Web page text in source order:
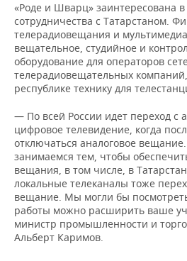
«Роде и Шварц» заинтересована
сотрудничества с Татарстаном.
телерадиовещания и
вещательное, студийное и
оборудование для операторов
телерадиовещательных
республике технику для
— По всей России идет переход с
цифровое телевидение, когда
отключаться аналоговое
занимаемся тем, чтобы
вещания, в том числе, в
локальные телеканалы тоже
вещание. Мы могли бы
работы можно расширить ваше
министр промышленности и
Альберт Каримов.